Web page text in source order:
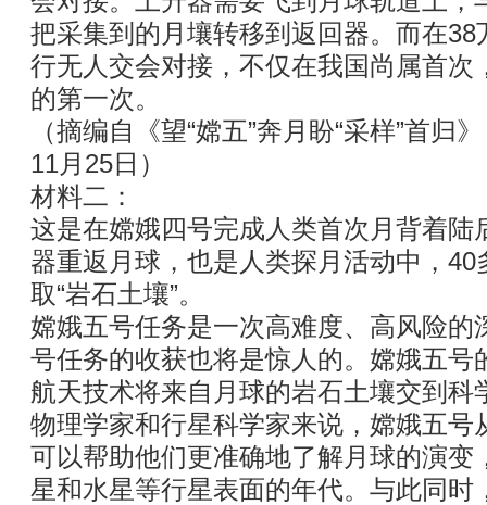
把采集到的月壤转移到返回器。而在
行无人交会对接，不仅在我国尚属首次
的第一次。
（摘编自《望“嫦五”奔月盼“采样”首归
11月25日）
材料二：
这是在嫦娥四号完成人类首次月背着陆
器重返月球，也是人类探月活动中，
取“岩石土壤”。
嫦娥五号任务是一次高难度、高风险的
号任务的收获也将是惊人的。嫦娥五号
航天技术将来自月球的岩石土壤交到科
物理学家和行星科学家来说，嫦娥五号
可以帮助他们更准确地了解月球的演变
星和水星等行星表面的年代。与此同时